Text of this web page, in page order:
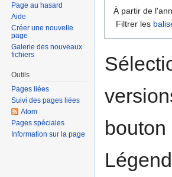
À partir de
Filtrer les
bouton
Page au hasard
Aide
Créer une nouvelle
page
Galerie des nouveaux
fichiers
Outils
Pages liées
Suivi des pages liées
Atom
Pages spéciales
Information sur la page